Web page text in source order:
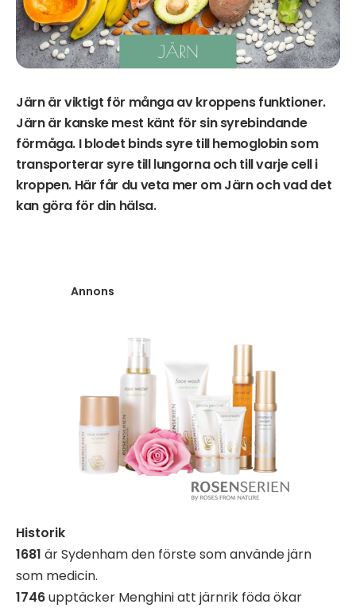
Järn är viktigt för många av kroppens funktioner.
Järn är kanske mest känt för sin syrebindande
förmåga. I blodet binds syre till hemoglobin som
transporterar syre till lungorna och till varje cell i
kroppen. Här får du veta mer om Järn och vad det
kan göra för din hälsa.
Annons
Historik
1681 är Sydenham den förste som använde järn
som medicin.
1746upptäcker Menghini att järnrik föda ökar